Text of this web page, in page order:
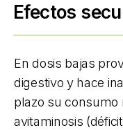
Efectos
En dosis bajas
digestivo y hace
plazo su
avitaminosis